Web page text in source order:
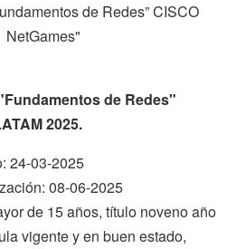
de Redes” CISCO
NetGames"
de Redes"
2025.
24-03-2025
08-06-2025
de 15 años, título noveno año
vigente y en buen estado,